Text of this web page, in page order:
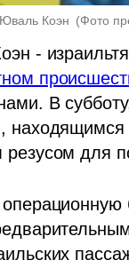
Коэн (Фото
В
резусом для